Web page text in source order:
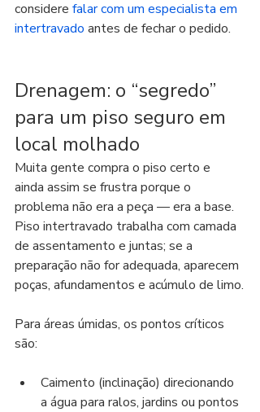
considere falar com um especialista em
intertravado antes de fechar o pedido.
Drenagem: o “segredo”
para um piso seguro em
local molhado
Muita gente compra o piso certo e
ainda assim se frustra porque o
problema não era a peça — era a base.
Piso intertravado trabalha com camada
de assentamento e juntas; se a
preparação não for adequada, aparecem
poças, afundamentos e acúmulo de limo.
Para áreas úmidas, os pontos críticos
são:
Caimento (inclinação) direcionando
a água para ralos, jardins ou pontos